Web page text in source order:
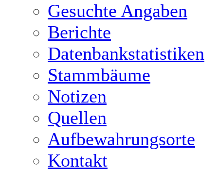
Gesuchte Angaben
Berichte
Datenbankstatistiken
Stammbäume
Notizen
Quellen
Aufbewahrungsorte
Kontakt